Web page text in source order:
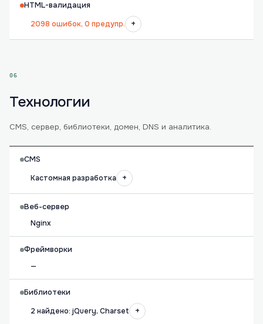
HTML-валидация
2098 ошибок, 0 предупр.
+
06
Технологии
CMS, сервер, библиотеки, домен, DNS и аналитика.
CMS
Кастомная разработка
+
Веб-сервер
Nginx
Фреймворки
—
Библиотеки
2 найдено: jQuery, Charset
+